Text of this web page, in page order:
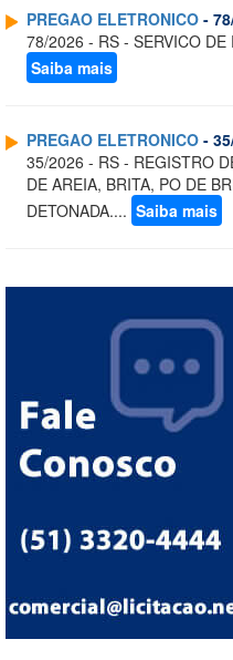
PREGAO ELETRONICO -
78/2026 - RS - SERVICO DE
Saiba mais
PREGAO ELETRONICO -
35/2026 - RS - REGISTRO
DE AREIA, BRITA, PO DE
DETONADA.... Saiba mais